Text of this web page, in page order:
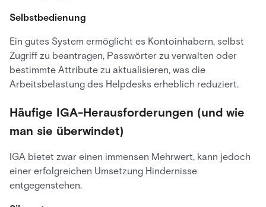
Selbstbedienung
Ein gutes System ermöglicht es Kontoinhabern, selbst
Zugriff zu beantragen, Passwörter zu verwalten oder
bestimmte Attribute zu aktualisieren, was die
Arbeitsbelastung des Helpdesks erheblich reduziert.
Häufige IGA-Herausforderungen (und wie
man sie überwindet)
IGA bietet zwar einen immensen Mehrwert, kann jedoch
einer erfolgreichen Umsetzung Hindernisse
entgegenstehen.